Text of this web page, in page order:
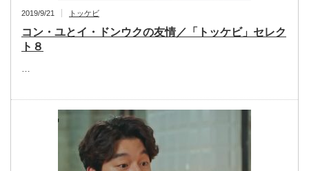
2019/9/21 トッケビ
コン・ユとイ・ドンウクの友情／「トッケビ」セレク
ト８
…